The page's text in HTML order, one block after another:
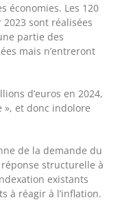
économies. Les 120
2023 sont réalisées
partie des
mais n’entreront
d’euros en 2024,
», et donc indolore
de la demande du
réponse structurelle à
existants
à réagir à l’inflation.